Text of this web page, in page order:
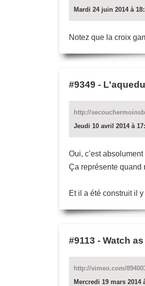
Mardi 24 juin 2014 à
Notez que la croix
#9349 -
http://
Jeudi 10 avril 2014 à
Oui, c’est
Ça représente quand
Et il a été construit il
#9113 - Watch
http://vimeo.com/
Mercredi 19 mars 2014